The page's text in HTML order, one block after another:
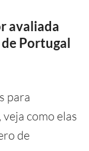
avaliada
Portugal
para
como elas
de